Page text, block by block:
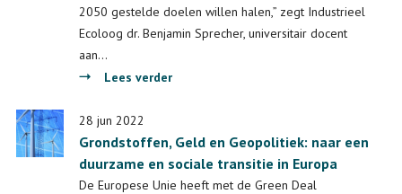
het
verminderen
onze
geïmporteerde
grondstoffen
2050 gestelde doelen willen halen,” zegt Industrieel
Ecoloog dr. Benjamin Sprecher, universitair docent
aan…
Lees verderover
van
grondstoffen
28 jun 2022
Grondstoffen, Geld en Geopolitiek: naar een
duurzame en sociale transitie in Europa
De Europese Unie heeft met de Green Deal